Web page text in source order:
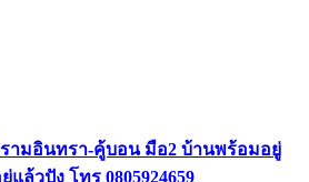
ามอินทรา-คู้บอน มือ2 บ้านพร้อมอยู่
แล้วปัง โทร 0805924659